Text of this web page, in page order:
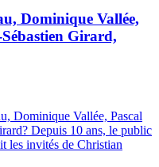
Dominique Vallée,
Girard,
Dominique Vallée, Pascal
Depuis 10 ans, le public
les invités de Christian